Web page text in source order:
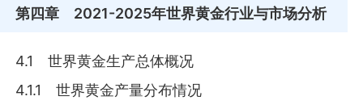
第四章 2021-2025年世界黄金行业与市场分析
4.1 世界黄金生产总体概况
4.1.1 世界黄金产量分布情况